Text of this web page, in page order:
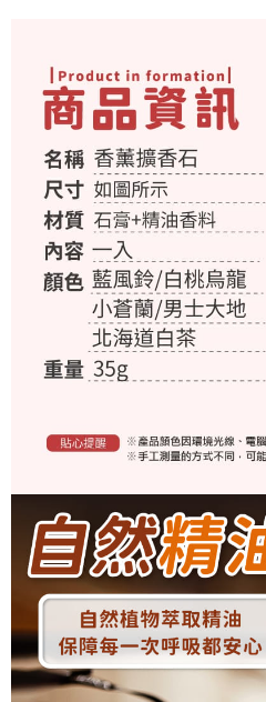
３．未成年的使用者請事先徵得法定代
「AFTEE先享後付」，若未經同意申辦
任。
４．使用「AFTEE先享後付」時，將依
時審查核予不同之上限額度；若仍有額
請求用戶進行身份認證。
５．嚴禁一人註冊多個帳號或使用他人
恩沛科技股份有限公司將有權停止該用